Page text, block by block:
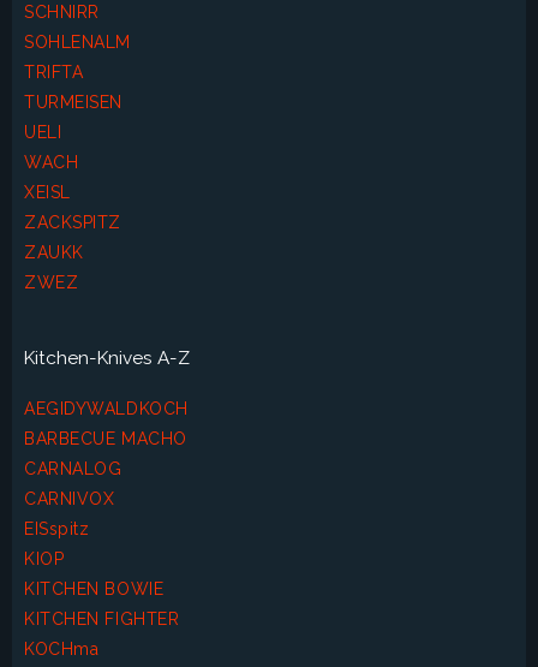
SCHNIRR
SOHLENALM
TRIFTA
TURMEISEN
UELI
WACH
XEISL
ZACKSPITZ
ZAUKK
ZWEZ
Kitchen-Knives A-Z
AEGIDYWALDKOCH
BARBECUE MACHO
CARNALOG
CARNIVOX
EISspitz
KIOP
KITCHEN BOWIE
KITCHEN FIGHTER
KOCHma